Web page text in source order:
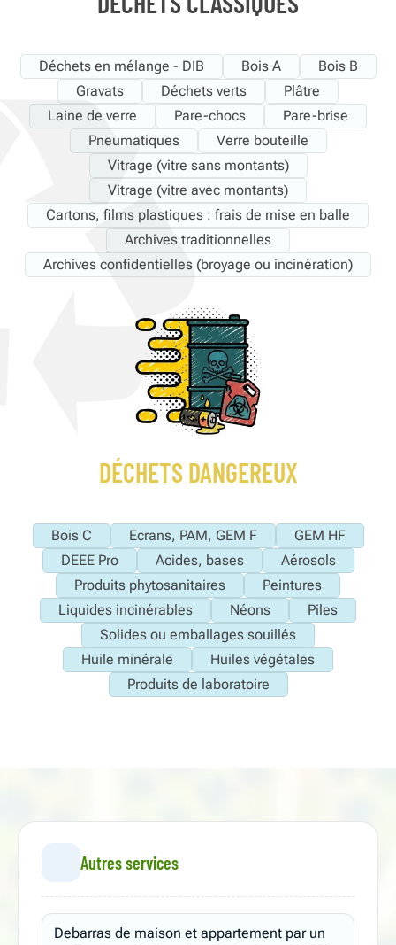
Déchets en mélange - DIB Bois A
Bois B
Gravats
Déchets verts
Plâtre
Laine de verre
Pare-chocs
Pare-brise
Pneumatiques
Verre bouteille
Vitrage (vitre sans montants)
Vitrage (vitre avec montants)
Cartons, films plastiques : frais de mise en balle
Archives traditionnelles
Archives confidentielles (broyage ou incinération)
DÉCHETS DANGEREUX
Bois C Ecrans, PAM, GEM F
GEM HF
DEEE Pro
Acides, bases
Aérosols
Produits phytosanitaires
Peintures
Liquides incinérables
Néons
Piles
Solides ou emballages souillés
Huile minérale
Huiles végétales
Produits de laboratoire
Autres services
Debarras de maison et appartement par un